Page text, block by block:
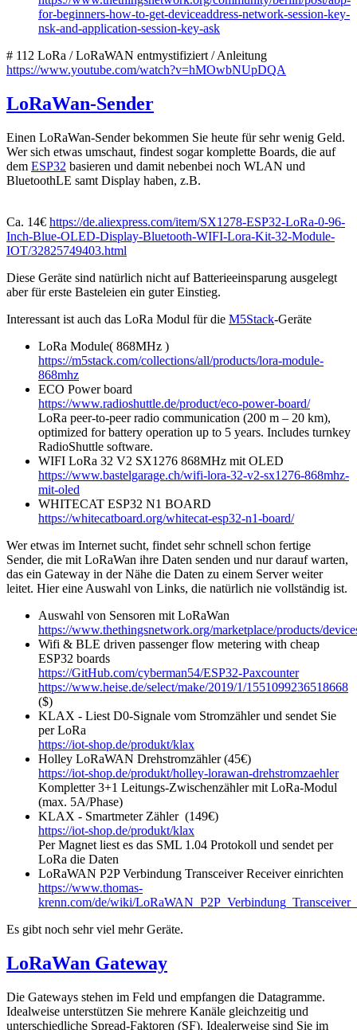
for-beginners-how-to-get-deviceaddress-network-session-key-
nsk-and-application-session-key-ask
# 112 LoRa / LoRaWAN entmystifiziert / Anleitung
https://www.youtube.com/watch?v=hMOwbNUpDQA
LoRaWan-Sender
Einen LoRaWan-Sender bekommen Sie heute für sehr wenig Geld.
Wer sich etwas umschaut, findest sogar komplette Boards, die auf
dem ESP32 basieren und damit nebenbei noch WLAN und
BluetoothLE samt Display haben, z.B.
Ca. 14€ https://de.aliexpress.com/item/SX1278-ESP32-LoRa-0-96-
Inch-Blue-OLED-Display-Bluetooth-WIFI-Lora-Kit-32-Module-
IOT/32825749403.html
Diese Geräte sind natürlich nicht auf Batterieeinsparung ausgelegt
aber für erste Basteleien ein guter Einstieg.
Interessant ist auch das LoRa Modul für die M5Stack-Geräte
LoRa Module( 868MHz )
https://m5stack.com/collections/all/products/lora-module-
868mhz
ECO Power board
https://www.radioshuttle.de/product/eco-power-board/
LoRa peer-to-peer radio communication (200 m – 20 km),
optimized for battery operation up to 5 years. Includes turnkey
RadioShuttle software.
WIFI LoRa 32 V2 SX1276 868MHz mit OLED
https://www.bastelgarage.ch/wifi-lora-32-v2-sx1276-868mhz-
mit-oled
WHITECAT ESP32 N1 BOARD
https://whitecatboard.org/whitecat-esp32-n1-board/
Wer etwas im Internet sucht, findet sehr schnell schon fertige
Sender, die mit LoRaWan ihre Daten senden und nur darauf warten,
das ein Gateway in der Nähe die Daten zu einem Server weiter
leitet. Hier eine Auswahl von Links, die natürlich nie vollständig ist.
Auswahl von Sensoren mit LoRaWan
https://www.thethingsnetwork.org/marketplace/products/
Wifi & BLE driven passenger flow metering with cheap
ESP32 boards
https://GitHub.com/cyberman54/ESP32-Paxcounter
https://www.heise.de/select/make/2019/1/1551099236518668
($)
KLAX - Liest D0-Signale vom Stromzähler und sendet Sie
per LoRa
https://iot-shop.de/produkt/klax
Holley LoRaWAN Drehstromzähler (45€)
https://iot-shop.de/produkt/holley-lorawan-drehstromzaehler
Kompletter 3+1 Leitungs-Zwischenzähler mit LoRa-Modul
(max. 5A/Phase)
KLAX - Smartmeter Zähler (149€)
https://iot-shop.de/produkt/klax
Per Magnet liest es das SML 1.04 Protokoll und sendet per
LoRa die Daten
LoRaWAN P2P Verbindung Transceiver Receiver einrichten
https://www.thomas-
krenn.com/de/wiki/
Es gibt noch sehr viel mehr Geräte.
LoRaWan Gateway
Die Gateways stehen im Feld und empfangen die Datagramme.
Idealweise unterstützen Sie mehrere Kanäle gleichzeitig und
unterschiedliche Spread-Faktoren (SF). Idealerweise sind Sie im